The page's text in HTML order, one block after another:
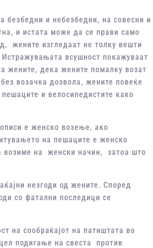
безбедни и небезбедни, на совесни и
и истата може да се прави само
жените изгледаат не толку вешти
всушност покажуваат
жените, дека жените помалку возат
возачка дозвола, жените повеќе
и велосипедистите како
е женско возење, ако
на пешаците е женско
возиме на женски начин, затоа што
незгоди од жените. Според
со фатални последици се
на сообраќајот на патиштата во
подигање на свеста против